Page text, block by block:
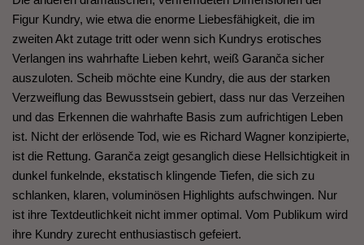
Figur Kundry, wie etwa die enorme Liebesfähigkeit, die im
zweiten Akt zutage tritt oder wenn sich Kundrys erotisches
Verlangen ins wahrhafte Lieben kehrt, weiß Garanča sicher
auszuloten. Scheib möchte eine Kundry, die aus der starken
Verzweiflung das Bewusstsein gebiert, dass nur das Verzeihen
und das Erkennen die wahrhafte Basis zum aufrichtigen Leben
ist. Nicht der erlösende Tod, wie es Richard Wagner konzipierte,
ist die Rettung. Garanča zeigt gesanglich diese Hellsichtigkeit in
dunkel funkelnde, ekstatisch klingende Tiefen, die sich zu
schlanken, klaren, voluminösen Highlights aufschwingen. Nur
ist ihre Textdeutlichkeit nicht immer optimal. Vom Publikum wird
ihre Kundry zurecht enthusiastisch gefeiert.